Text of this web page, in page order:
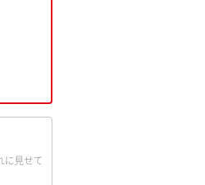
に見せて